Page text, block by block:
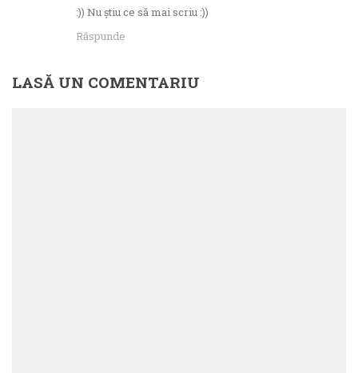
:)) Nu știu ce să mai scriu :))
Răspunde
LASĂ UN COMENTARIU